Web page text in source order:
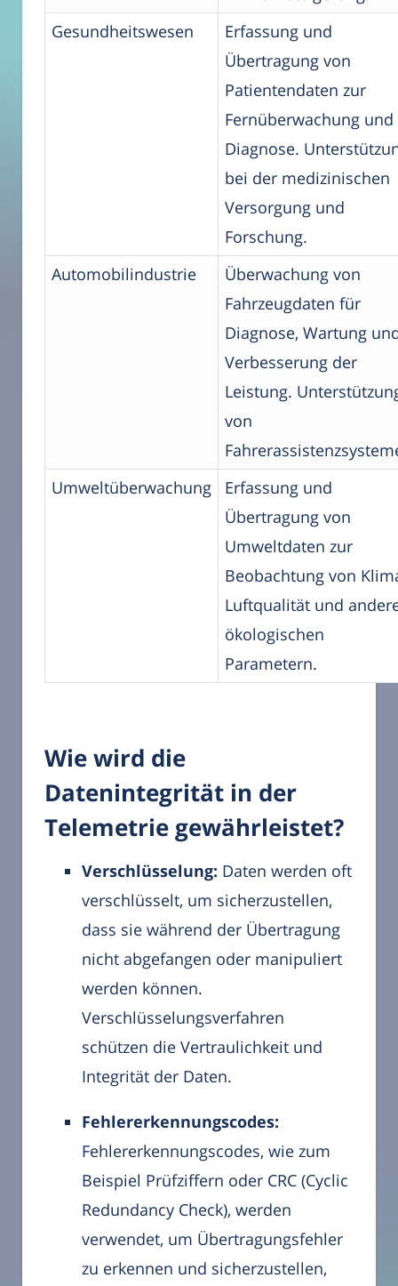
Gesundheitswesen
Erfassung und
Übertragung von
Patientendaten zur
Fernüberwachung und
Diagnose.
bei der medizinischen
Versorgung und
Forschung.
Automobilindustrie
Überwachung von
Fahrzeugdaten für
Diagnose, Wartung
Verbesserung der
Leistung.
von
Umweltüberwachung
Erfassung und
Übertragung von
Umweltdaten zur
Beobachtung von
Luftqualität und
ökologischen
Parametern.
Wie wird die
Datenintegrität in der
Telemetrie gewährleistet?
Verschlüsselung: Daten werden oft
verschlüsselt, um sicherzustellen,
dass sie während der Übertragung
nicht abgefangen oder manipuliert
werden können.
Verschlüsselungsverfahren
schützen die Vertraulichkeit und
Integrität der Daten.
Fehlererkennungscodes:
Fehlererkennungscodes, wie zum
Beispiel Prüfziffern oder CRC (Cyclic
Redundancy Check), werden
verwendet, um Übertragungsfehler
zu erkennen und sicherzustellen,